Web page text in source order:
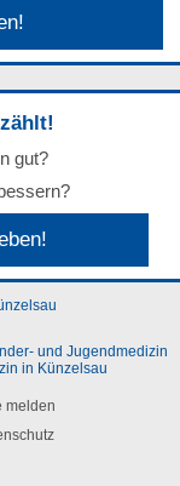
gut?
und Jugendmedizin
in Künzelsau
melden